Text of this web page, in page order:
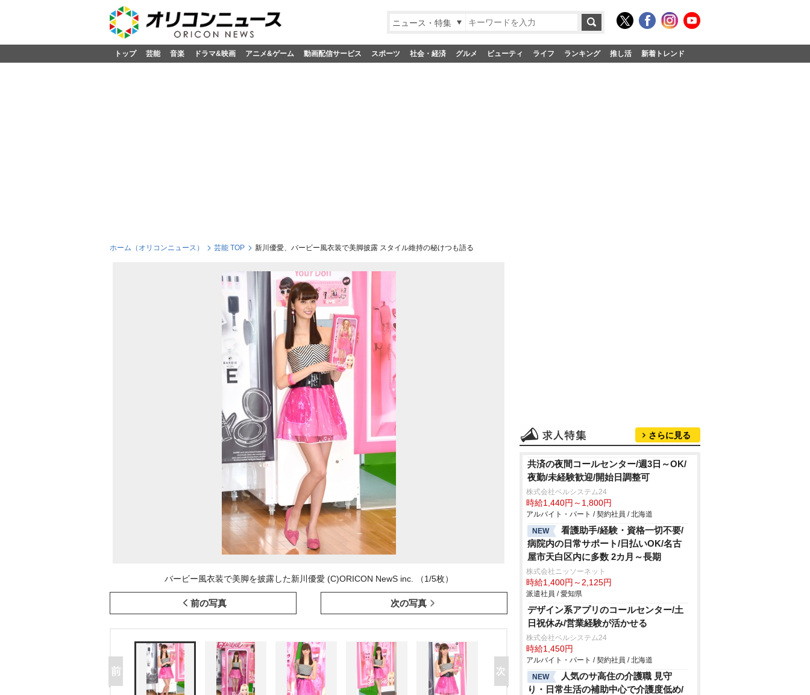
ニュース・特集
トップ 芸能 音楽 ドラマ&映画 アニメ&ゲーム 動画配信サービス スポーツ 社会・経済 グルメ ビューティ ライフ ランキング 推し活 新着トレンド
ホーム（オリコンニュース） 芸能 TOP 新川優愛、バービー風衣装で美脚披露 スタイル維持の秘けつも語る
バービー風衣装で美脚を披露した新川優愛 (C)ORICON NewS inc. （1/5枚）
前の写真 次の写真
さらに見る
共済の夜間コールセンター/週3日～OK/
夜勤/未経験歓迎/開始日調整可
株式会社ベルシステム24
時給1,440円～1,800円
アルバイト・パート / 契約社員 / 北海道
NEW
看護助手/経験・資格一切不要/
病院内の日常サポート/日払いOK/名古
屋市天白区内に多数 2カ月～長期
株式会社ニッソーネット
時給1,400円～2,125円
派遣社員 / 愛知県
デザイン系アプリのコールセンター/土
日祝休み/営業経験が活かせる
株式会社ベルシステム24
時給1,450円
アルバイト・パート / 契約社員 / 北海道
NEW
人気のサ高住の介護職 見守
り・日常生活の補助中心で介護度低め/